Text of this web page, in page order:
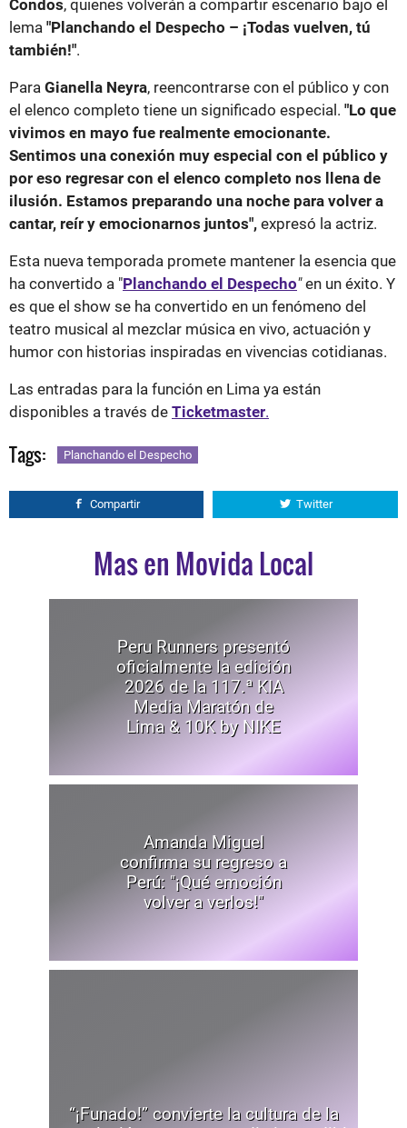
Condos, quienes volverán a compartir escenario bajo el
lema "Planchando el Despecho – ¡Todas vuelven, tú
también!".
Para Gianella Neyra, reencontrarse con el público y con
el elenco completo tiene un significado especial. "Lo que
vivimos en mayo fue realmente emocionante.
Sentimos una conexión muy especial con el público y
por eso regresar con el elenco completo nos llena de
ilusión. Estamos preparando una noche para volver a
cantar, reír y emocionarnos juntos", expresó la actriz.
Esta nueva temporada promete mantener la esencia que
ha convertido a "Planchando el Despecho"en un éxito. Y
es que el show se ha convertido en un fenómeno del
teatro musical al mezclar música en vivo, actuación y
humor con historias inspiradas en vivencias cotidianas.
Las entradas para la función en Lima ya están
disponibles a través de Ticketmaster.
Tags: Planchando el Despecho
Compartir Twitter
Mas en Movida Local
Peru Runners presentó
oficialmente la edición
2026 de la 117.ª KIA
Media Maratón de
Lima & 10K by NIKE
Amanda Miguel
confirma su regreso a
Perú: "¡Qué emoción
volver a verlos!"
“¡Funado!” convierte la cultura de la